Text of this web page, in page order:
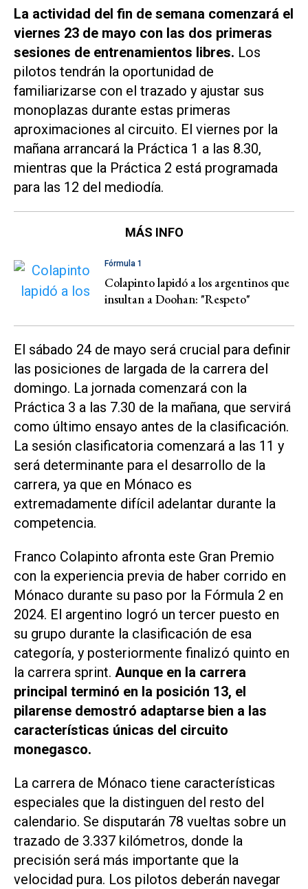
La actividad del fin de semana comenzará el
viernes 23 de mayo con las dos primeras
sesiones de entrenamientos libres. Los
pilotos tendrán la oportunidad de
familiarizarse con el trazado y ajustar sus
monoplazas durante estas primeras
aproximaciones al circuito. El viernes por la
mañana arrancará la Práctica 1 a las 8.30,
mientras que la Práctica 2 está programada
para las 12 del mediodía.
MÁS INFO
Fórmula 1
Colapinto lapidó a los argentinos que
insultan a Doohan: "Respeto"
El sábado 24 de mayo será crucial para definir
las posiciones de largada de la carrera del
domingo. La jornada comenzará con la
Práctica 3 a las 7.30 de la mañana, que servirá
como último ensayo antes de la clasificación.
La sesión clasificatoria comenzará a las 11 y
será determinante para el desarrollo de la
carrera, ya que en Mónaco es
extremadamente difícil adelantar durante la
competencia.
Franco Colapinto afronta este Gran Premio
con la experiencia previa de haber corrido en
Mónaco durante su paso por la Fórmula 2 en
2024. El argentino logró un tercer puesto en
su grupo durante la clasificación de esa
categoría, y posteriormente finalizó quinto en
la carrera sprint. Aunque en la carrera
principal terminó en la posición 13, el
pilarense demostró adaptarse bien a las
características únicas del circuito
monegasco.
La carrera de Mónaco tiene características
especiales que la distinguen del resto del
calendario. Se disputarán 78 vueltas sobre un
trazado de 3.337 kilómetros, donde la
precisión será más importante que la
velocidad pura. Los pilotos deberán navegar